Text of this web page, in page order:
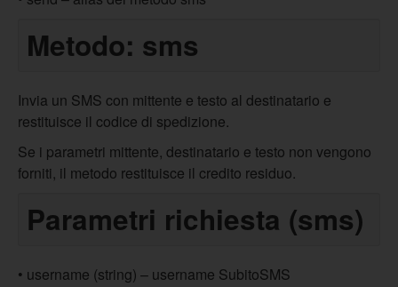
Metodo: sms
Invia un SMS con mittente e testo al destinatario e
restituisce il codice di spedizione.
Se i parametri mittente, destinatario e testo non vengono
forniti, il metodo restituisce il credito residuo.
Parametri richiesta (sms)
• username (string) – username SubitoSMS